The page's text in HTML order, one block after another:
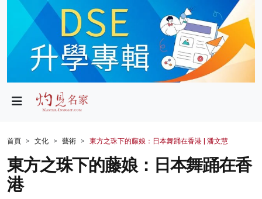
政局
財經
生活
健康
首頁 文化 藝術 東方之珠下的藤娘：日本舞踊在香港 | 潘文慧
東方之珠下的藤娘：日本舞踊在香
港